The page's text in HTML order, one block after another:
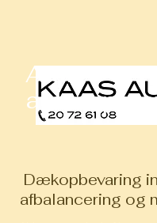
Alt i
Dækopbevaring
afbalancering og